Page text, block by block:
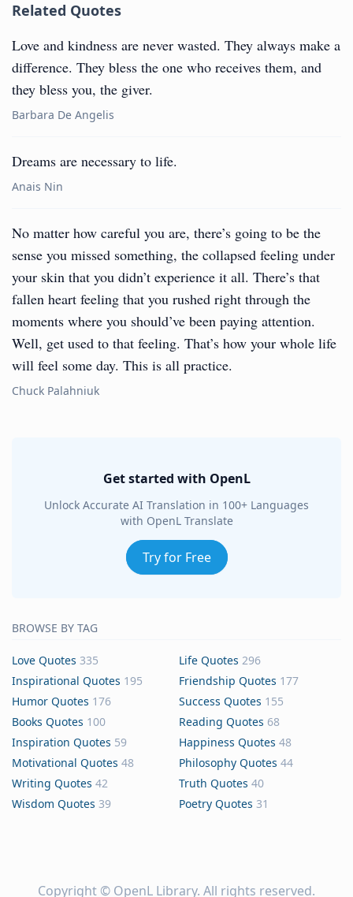
Related Quotes
Love and kindness are never wasted. They always make a
difference. They bless the one who receives them, and
they bless you, the giver.
Barbara De Angelis
Dreams are necessary to life.
Anais Nin
No matter how careful you are, there’s going to be the
sense you missed something, the collapsed feeling under
your skin that you didn’t experience it all. There’s that
fallen heart feeling that you rushed right through the
moments where you should’ve been paying attention.
Well, get used to that feeling. That’s how your whole life
will feel some day. This is all practice.
Chuck Palahniuk
Get started with OpenL
Unlock Accurate AI Translation in 100+ Languages
with OpenL Translate
Try for Free
BROWSE BY TAG
Love Quotes 335 Life Quotes 296
Inspirational Quotes 195 Friendship Quotes 177
Humor Quotes 176 Success Quotes 155
Books Quotes 100 Reading Quotes 68
Inspiration Quotes 59 Happiness Quotes 48
Motivational Quotes 48 Philosophy Quotes 44
Writing Quotes 42 Truth Quotes 40
Wisdom Quotes 39 Poetry Quotes 31
Copyright © OpenL Library. All rights reserved.